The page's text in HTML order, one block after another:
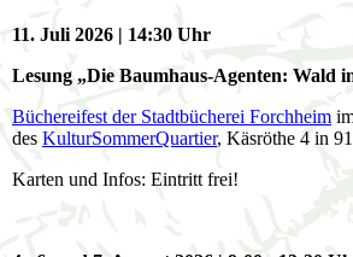
11. Juli 2026 | 14:30 Uhr
Lesung „Die Baumhaus-Agenten: Wald
Büchereifest der Stadtbücherei Forchheim
des KulturSommerQuartier, Käsröthe 4 in
Karten und Infos: Eintritt frei!